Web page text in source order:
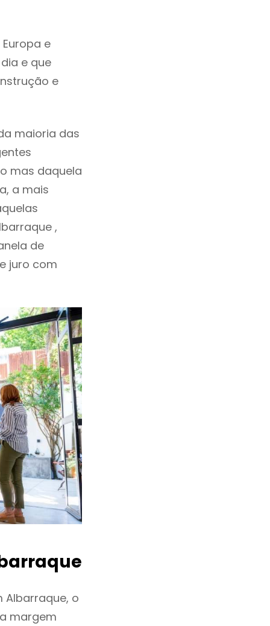
e
e que
e
maioria das
mas daquela
a mais
,
de
juro com
Albarraque, o
margem